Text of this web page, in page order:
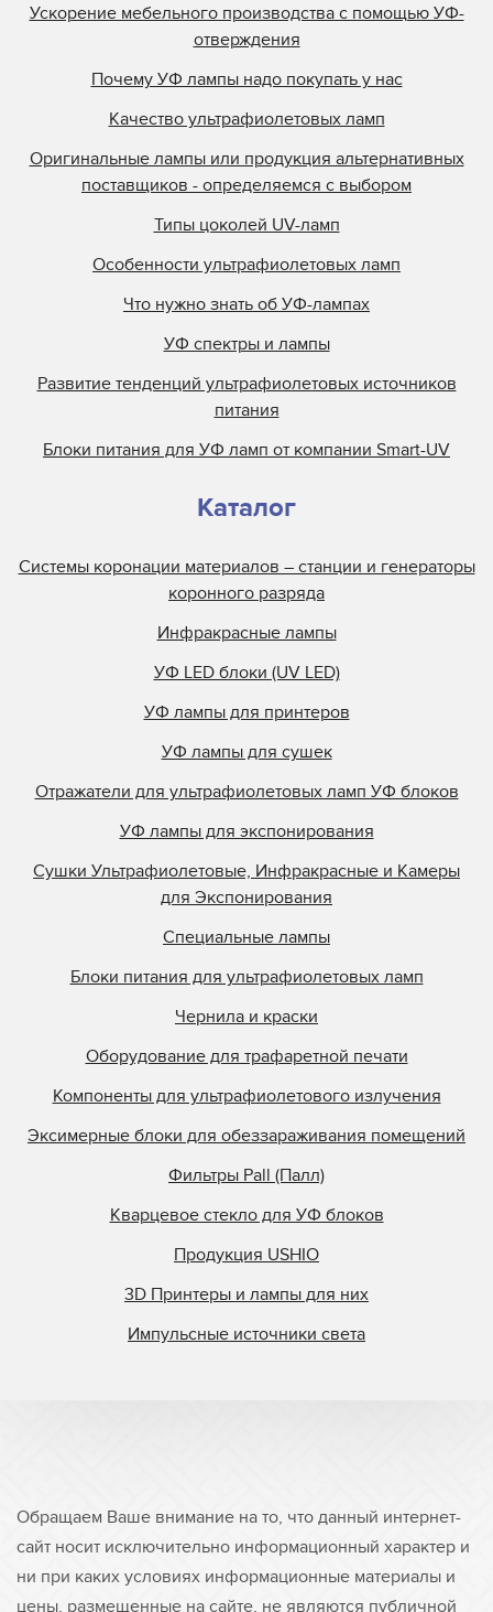
Ускорение мебельного производства с помощью УФ-
отверждения
Почему УФ лампы надо покупать у нас
Качество ультрафиолетовых ламп
Оригинальные лампы или продукция альтернативных
поставщиков - определяемся с выбором
Типы цоколей UV-ламп
Особенности ультрафиолетовых ламп
Что нужно знать об УФ-лампах
УФ спектры и лампы
Развитие тенденций ультрафиолетовых источников
питания
Блоки питания для УФ ламп от компании Smart-UV
Каталог
Системы коронации материалов – станции и генераторы
коронного разряда
Инфракрасные лампы
УФ LED блоки (UV LED)
УФ лампы для принтеров
УФ лампы для сушек
Отражатели для ультрафиолетовых ламп УФ блоков
УФ лампы для экспонирования
Сушки Ультрафиолетовые, Инфракрасные и Камеры
для Экспонирования
Специальные лампы
Блоки питания для ультрафиолетовых ламп
Чернила и краски
Оборудование для трафаретной печати
Компоненты для ультрафиолетового излучения
Эксимерные блоки для обеззараживания помещений
Фильтры Pall (Палл)
Кварцевое стекло для УФ блоков
Продукция USHIO
3D Принтеры и лампы для них
Импульсные источники света
Обращаем Ваше внимание на то, что данный интернет-
сайт носит исключительно информационный характер и
ни при каких условиях информационные материалы и
цены, размещенные на сайте, не являются публичной